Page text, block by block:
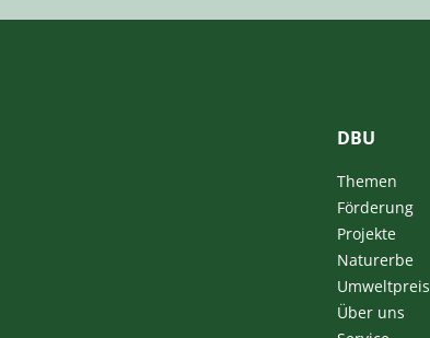
DBU
Themen
Förderung
Projekte
Naturerbe
Umweltpreis
Über uns